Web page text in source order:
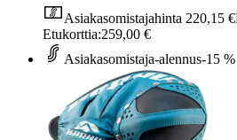
Asiakasomistajahinta 220,15 €
Etukorttia:259,00 €
Asiakasomistaja-alennus-15 %